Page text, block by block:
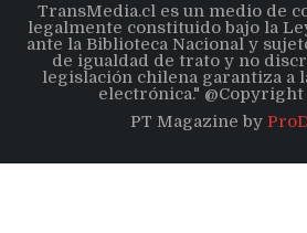
TransMedia.cl es un medio de
legalmente constituido bajo la
ante la Biblioteca Nacional y
de igualdad de trato y no
legislación chilena garantiza a
electrónica."
PT Magazine by